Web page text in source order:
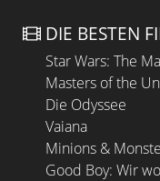
DIE BESTEN
Star Wars: The
Masters of the
Die Odyssee
Vaiana
Minions &
Good Boy: Wir